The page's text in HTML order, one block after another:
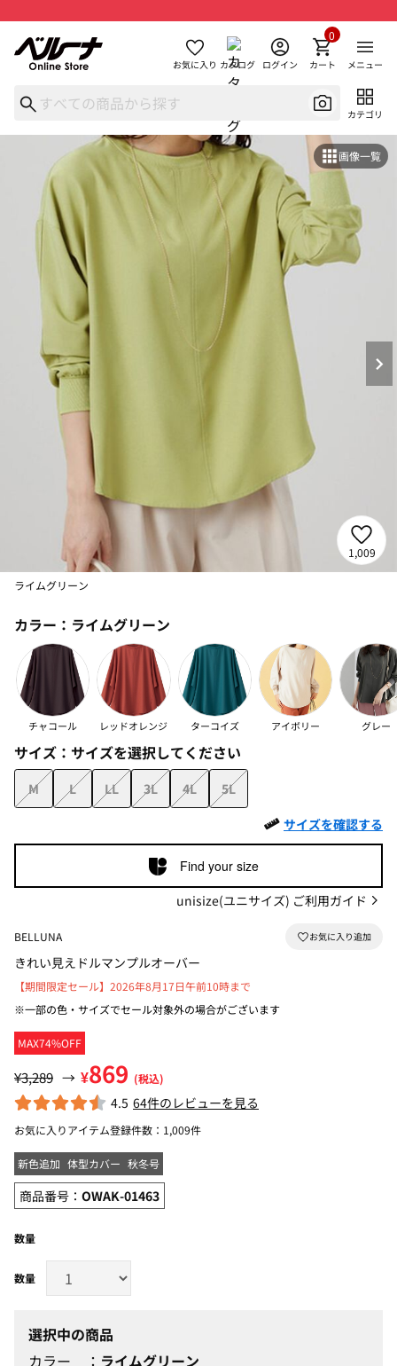
お気に入り カタログ ログイン カート
0
メニュー
カテゴリ
画像一覧
1,009
ライムグリーン
カラー： ライムグリーン
チャコール レッドオレンジ ターコイズ アイボリー グレー
サイズ： サイズを選択してください
M L LL 3L 4L
5L
サイズを確認する
Find your size
unisize(ユニサイズ) ご利用ガイド
BELLUNA
きれい見えドルマンプルオーバー
MAX74%OFF
【期間限定セール】2026年8月17日午前10時まで
※一部の色・サイズでセール対象外の場合がございます
¥3,289 → ¥869 (税込)
4.5 64件のレビューを見る
お気に入りアイテム登録件数： 1,009件
新色追加 体型カバー 秋冬号
商品番号： OWAK-01463
数量
選択中の商品
カラー
ライムグリーン